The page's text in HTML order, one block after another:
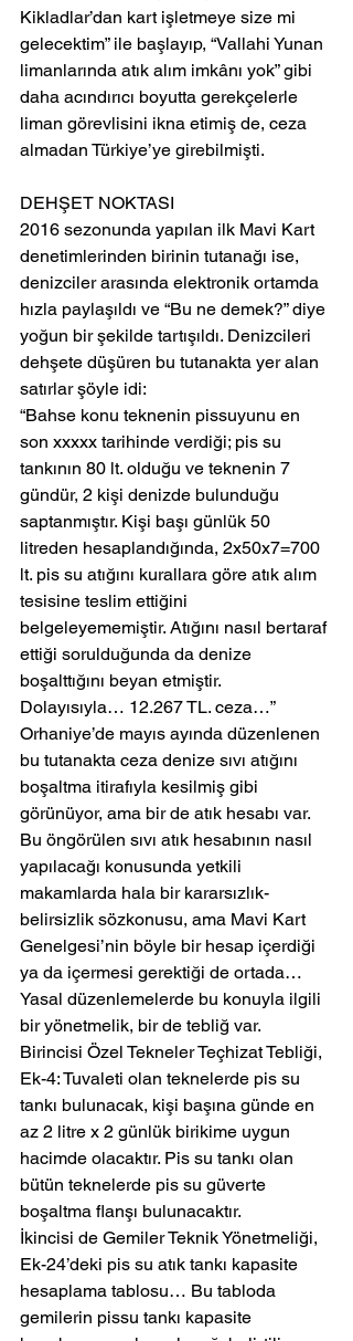
Kikladlar’dan kart işletmeye size mi
gelecektim” ile başlayıp, “Vallahi Yunan
limanlarında atık alım imkânı yok” gibi
daha acındırıcı boyutta gerekçelerle
liman görevlisini ikna etimiş de, ceza
almadan Türkiye’ye girebilmişti.
DEHŞET NOKTASI
2016 sezonunda yapılan ilk Mavi Kart
denetimlerinden birinin tutanağı ise,
denizciler arasında elektronik ortamda
hızla paylaşıldı ve “Bu ne demek?” diye
yoğun bir şekilde tartışıldı. Denizcileri
dehşete düşüren bu tutanakta yer alan
satırlar şöyle idi:
“Bahse konu teknenin pissuyunu en
son xxxxx tarihinde verdiği; pis su
tankının 80 lt. olduğu ve teknenin 7
gündür, 2 kişi denizde bulunduğu
saptanmıştır. Kişi başı günlük 50
litreden hesaplandığında, 2x50x7=700
lt. pis su atığını kurallara göre atık alım
tesisine teslim ettiğini
belgeleyememiştir. Atığını nasıl bertaraf
ettiği sorulduğunda da denize
boşalttığını beyan etmiştir.
Dolayısıyla… 12.267 TL. ceza…”
Orhaniye’de mayıs ayında düzenlenen
bu tutanakta ceza denize sıvı atığını
boşaltma itirafıyla kesilmiş gibi
görünüyor, ama bir de atık hesabı var.
Bu öngörülen sıvı atık hesabının nasıl
yapılacağı konusunda yetkili
makamlarda hala bir kararsızlık-
belirsizlik sözkonusu, ama Mavi Kart
Genelgesi’nin böyle bir hesap içerdiği
ya da içermesi gerektiği de ortada…
Yasal düzenlemelerde bu konuyla ilgili
bir yönetmelik, bir de tebliğ var.
Birincisi Özel Tekneler Teçhizat Tebliği,
Ek-4: Tuvaleti olan teknelerde pis su
tankı bulunacak, kişi başına günde en
az 2 litre x 2 günlük birikime uygun
hacimde olacaktır. Pis su tankı olan
bütün teknelerde pis su güverte
boşaltma flanşı bulunacaktır.
İkincisi de Gemiler Teknik Yönetmeliği,
Ek-24’deki pis su atık tankı kapasite
hesaplama tablosu… Bu tabloda
gemilerin pissu tankı kapasite